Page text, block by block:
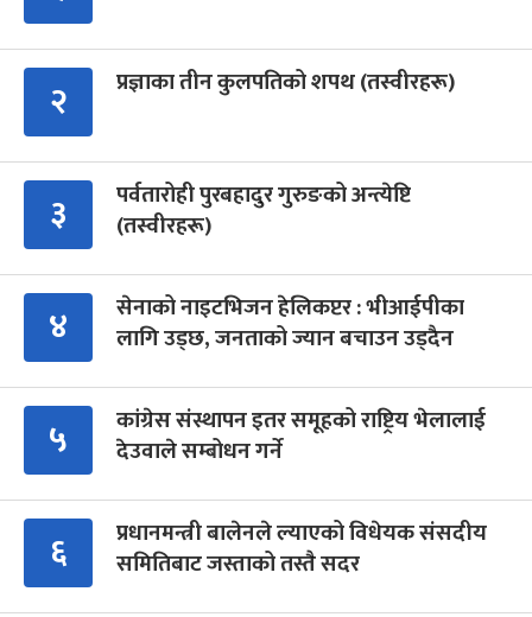
२ प्रज्ञाका तीन कुलपतिको शपथ (तस्वीरहरू)
३
पर्वतारोही पुरबहादुर गुरुङको अन्त्येष्टि
(तस्वीरहरू)
४
सेनाको नाइटभिजन हेलिकप्टर : भीआईपीका
लागि उड्छ, जनताको ज्यान बचाउन उड्दैन
५
कांग्रेस संस्थापन इतर समूहको राष्ट्रिय भेलालाई
देउवाले सम्बोधन गर्ने
६
प्रधानमन्त्री बालेनले ल्याएको विधेयक संसदीय
समितिबाट जस्ताको तस्तै सदर